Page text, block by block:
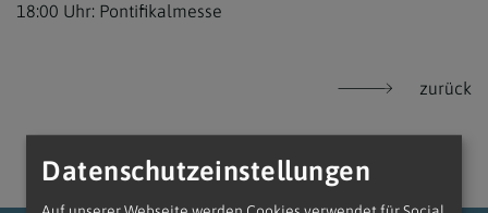
18:00 Uhr: Pontifikalmesse
zurück
Datenschutzeinstellungen